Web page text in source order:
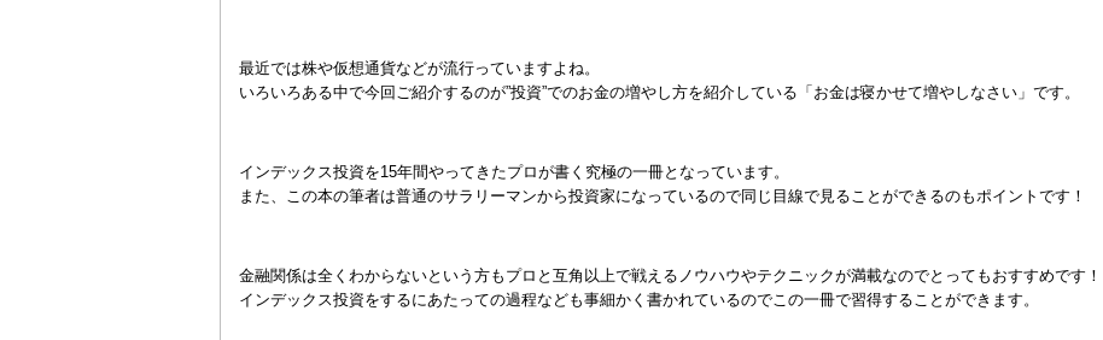
最近では株や仮想通貨などが流行っていますよね。
いろいろある中で今回ご紹介するのが”投資”でのお金の増やし方を紹介している「お金は寝かせて増やしなさい」です。
インデックス投資を15年間やってきたプロが書く究極の一冊となっています。
また、この本の筆者は普通のサラリーマンから投資家になっているので同じ目線で見ることができるのもポイントです！
金融関係は全くわからないという方もプロと互角以上で戦えるノウハウやテクニックが満載なのでとってもおすすめです！
インデックス投資をするにあたっての過程なども事細かく書かれているのでこの一冊で習得することができます。